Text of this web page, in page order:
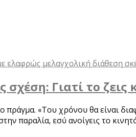
σχέση: Γιατί το
πράγμα. «Του χρόνου θα είναι
παραλία, εσύ ανοίγεις το